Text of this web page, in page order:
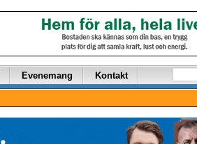
Evenemang Kontakt